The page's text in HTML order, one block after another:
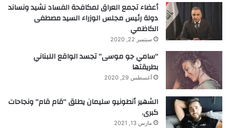
أعضاء تجمع العراق لمكافحة الفساد نشيد ونساند
دولة رئيس مجلس الوزراء السيد مصطفى
الكاظمي
سبتمبر 22, 2020
“سامي جو موسى” تجسد الواقع اللبناني
بطريقتها
أغسطس 29, 2020
الشهير أنطونيو سليمان يطلق “قام قام” ونجاحات
كبرى.
مارس 13, 2021